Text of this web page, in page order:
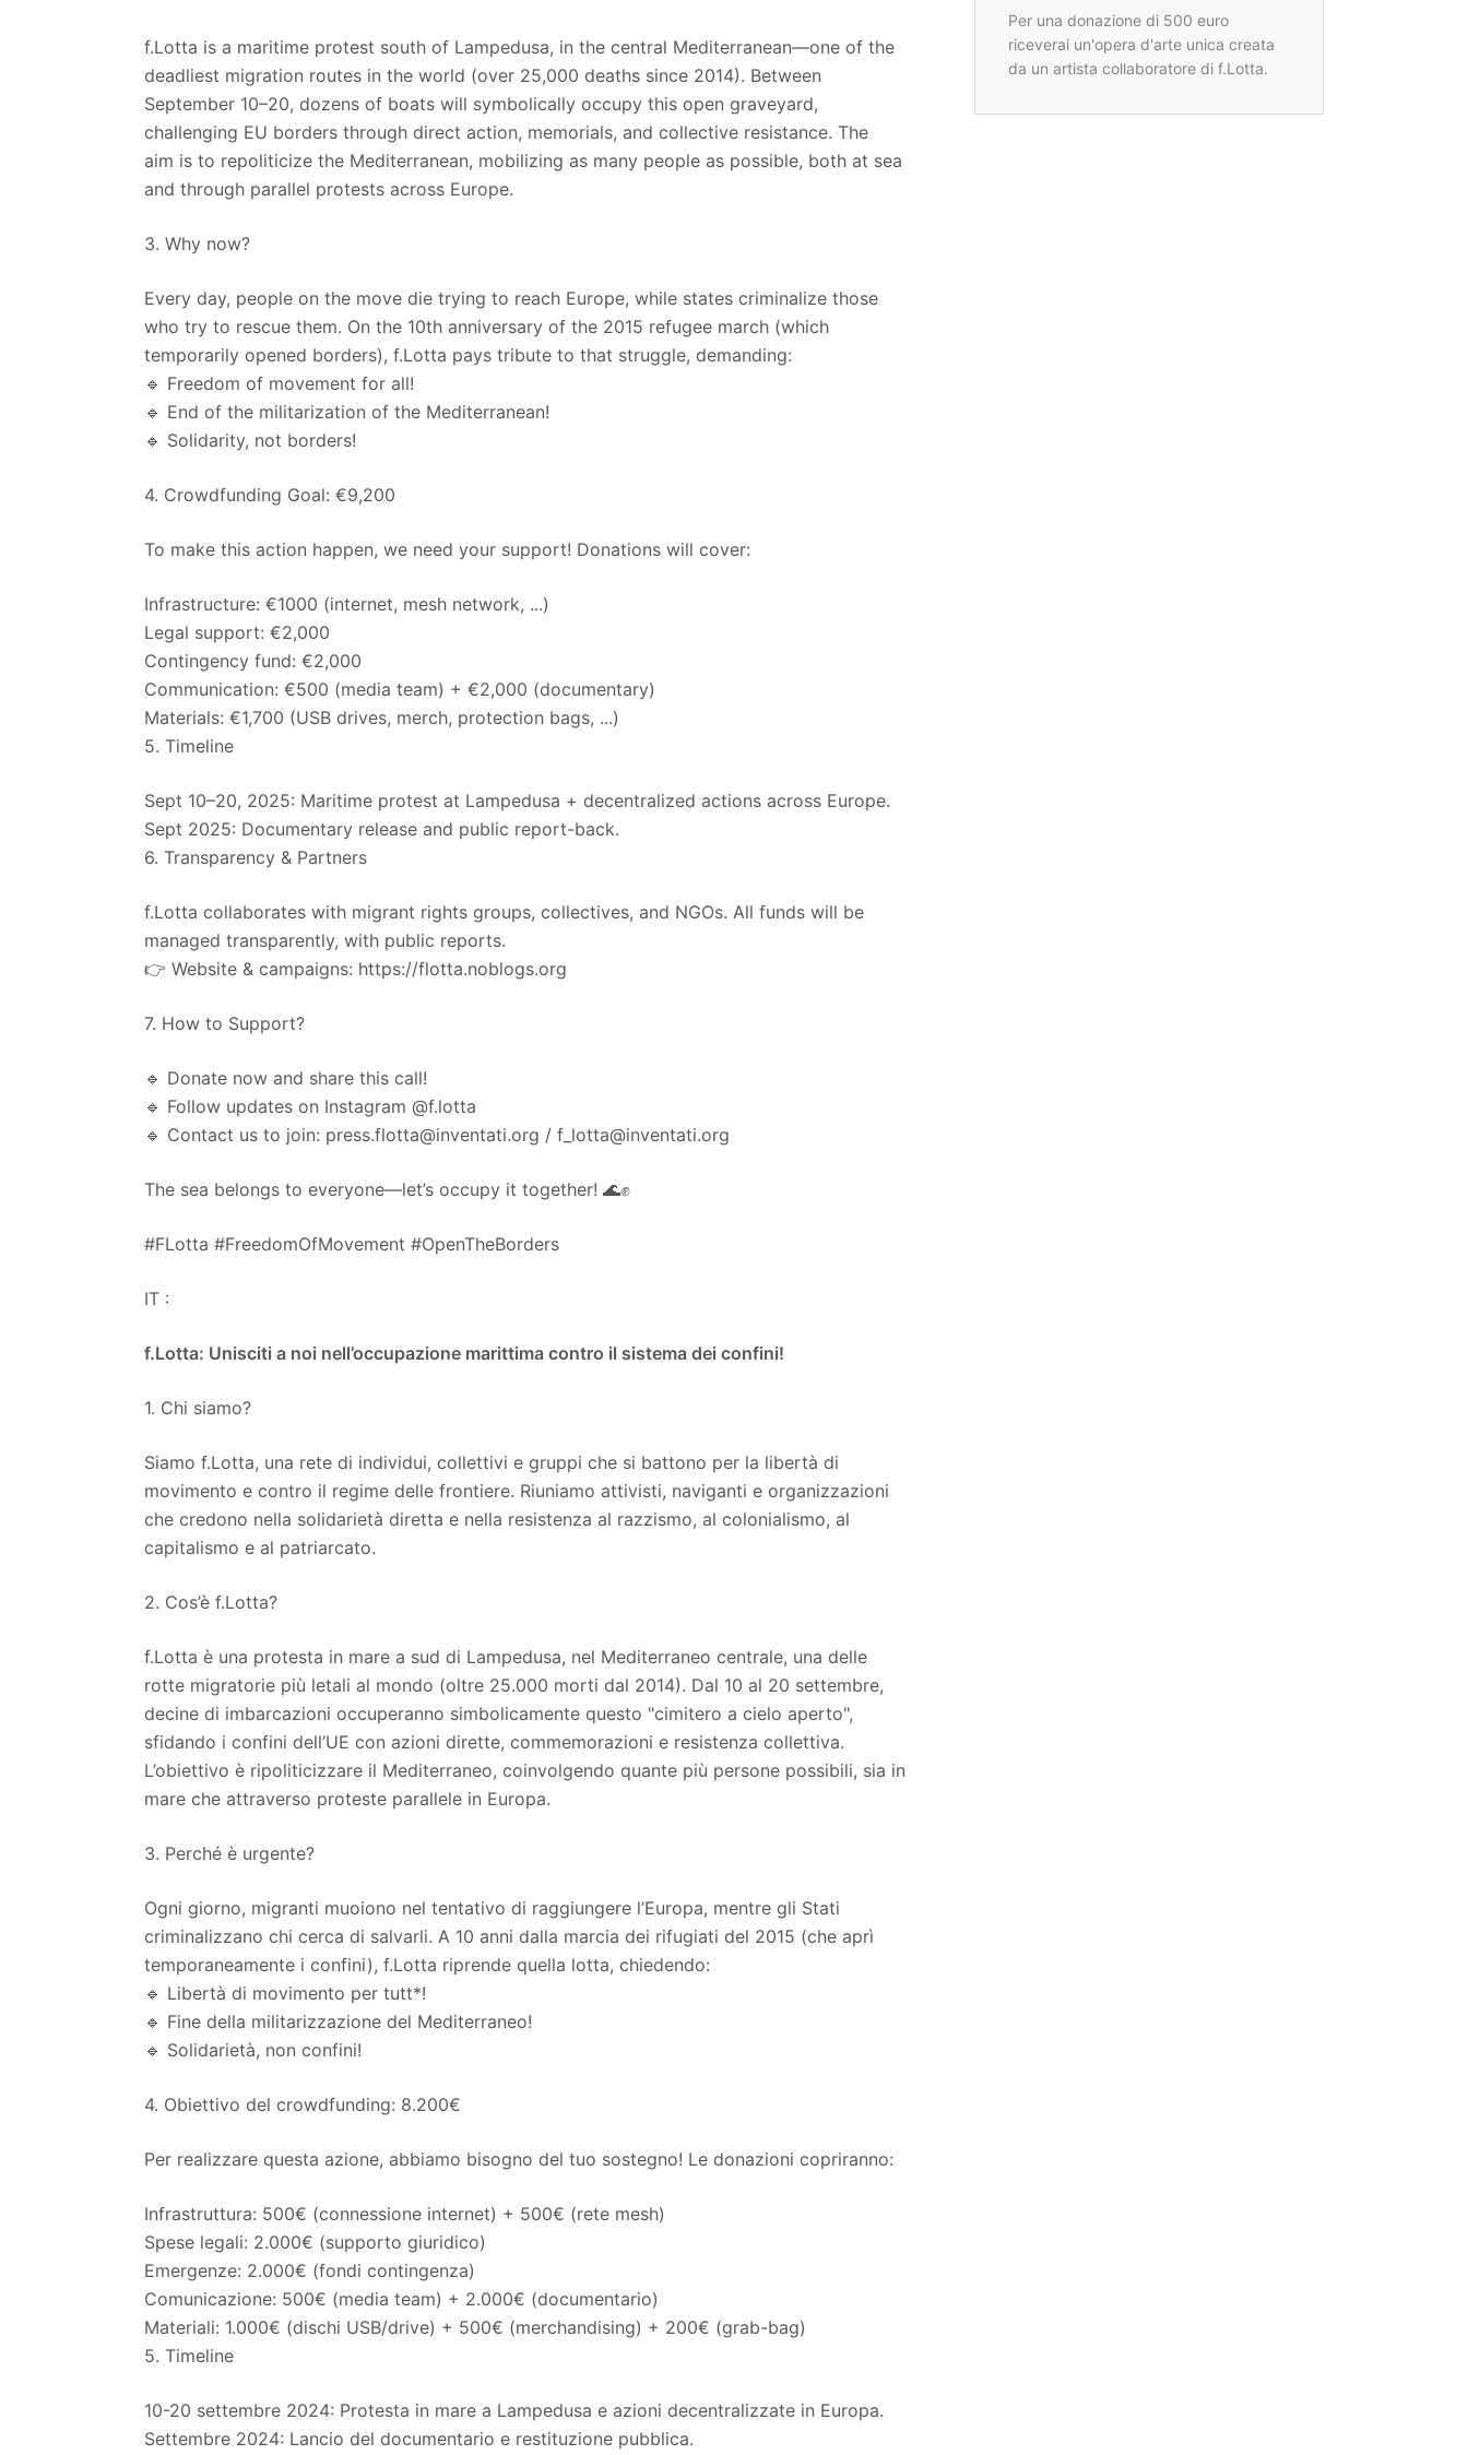
f.Lotta is a maritime protest south of Lampedusa, in the central Mediterranean—one of the
deadliest migration routes in the world (over 25,000 deaths since 2014). Between
September 10–20, dozens of boats will symbolically occupy this open graveyard,
challenging EU borders through direct action, memorials, and collective resistance. The
aim is to repoliticize the Mediterranean, mobilizing as many people as possible, both at sea
and through parallel protests across Europe.
3. Why now?
Every day, people on the move die trying to reach Europe, while states criminalize those
who try to rescue them. On the 10th anniversary of the 2015 refugee march (which
temporarily opened borders), f.Lotta pays tribute to that struggle, demanding:
🔹 Freedom of movement for all!
🔹 End of the militarization of the Mediterranean!
🔹 Solidarity, not borders!
4. Crowdfunding Goal: €9,200
To make this action happen, we need your support! Donations will cover:
Infrastructure: €1000 (internet, mesh network, ...)
Legal support: €2,000
Contingency fund: €2,000
Communication: €500 (media team) + €2,000 (documentary)
Materials: €1,700 (USB drives, merch, protection bags, ...)
5. Timeline
Sept 10–20, 2025: Maritime protest at Lampedusa + decentralized actions across Europe.
Sept 2025: Documentary release and public report-back.
6. Transparency & Partners
f.Lotta collaborates with migrant rights groups, collectives, and NGOs. All funds will be
managed transparently, with public reports.
👉 Website & campaigns: https://flotta.noblogs.org
7. How to Support?
🔹 Donate now and share this call!
🔹 Follow updates on Instagram @f.lotta
🔹 Contact us to join: press.flotta@inventati.org / f_lotta@inventati.org
The sea belongs to everyone—let’s occupy it together! 🌊✊
#FLotta #FreedomOfMovement #OpenTheBorders
IT :
f.Lotta: Unisciti a noi nell’occupazione marittima contro il sistema dei confini!
1. Chi siamo?
Siamo f.Lotta, una rete di individui, collettivi e gruppi che si battono per la libertà di
movimento e contro il regime delle frontiere. Riuniamo attivisti, naviganti e organizzazioni
che credono nella solidarietà diretta e nella resistenza al razzismo, al colonialismo, al
capitalismo e al patriarcato.
2. Cos’è f.Lotta?
f.Lotta è una protesta in mare a sud di Lampedusa, nel Mediterraneo centrale, una delle
rotte migratorie più letali al mondo (oltre 25.000 morti dal 2014). Dal 10 al 20 settembre,
decine di imbarcazioni occuperanno simbolicamente questo "cimitero a cielo aperto",
sfidando i confini dell’UE con azioni dirette, commemorazioni e resistenza collettiva.
L’obiettivo è ripoliticizzare il Mediterraneo, coinvolgendo quante più persone possibili, sia in
mare che attraverso proteste parallele in Europa.
3. Perché è urgente?
Ogni giorno, migranti muoiono nel tentativo di raggiungere l’Europa, mentre gli Stati
criminalizzano chi cerca di salvarli. A 10 anni dalla marcia dei rifugiati del 2015 (che aprì
temporaneamente i confini), f.Lotta riprende quella lotta, chiedendo:
🔹 Libertà di movimento per tutt*!
🔹 Fine della militarizzazione del Mediterraneo!
🔹 Solidarietà, non confini!
4. Obiettivo del crowdfunding: 8.200€
Per realizzare questa azione, abbiamo bisogno del tuo sostegno! Le donazioni copriranno:
Infrastruttura: 500€ (connessione internet) + 500€ (rete mesh)
Spese legali: 2.000€ (supporto giuridico)
Emergenze: 2.000€ (fondi contingenza)
Comunicazione: 500€ (media team) + 2.000€ (documentario)
Materiali: 1.000€ (dischi USB/drive) + 500€ (merchandising) + 200€ (grab-bag)
5. Timeline
10-20 settembre 2024: Protesta in mare a Lampedusa e azioni decentralizzate in Europa.
Settembre 2024: Lancio del documentario e restituzione pubblica.
Per una donazione di 500 euro
riceverai un'opera d'arte unica creata
da un artista collaboratore di f.Lotta.